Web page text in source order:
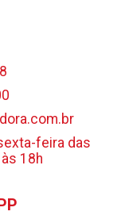
feira das
18h